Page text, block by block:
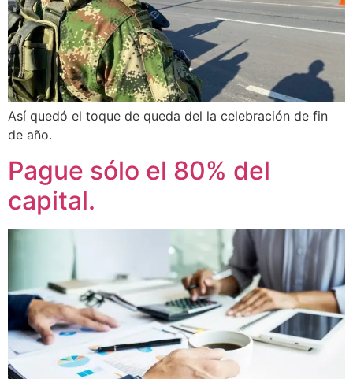
Así quedó el toque de queda del la celebración de fin
de año.
Pague sólo el 80% del
capital.